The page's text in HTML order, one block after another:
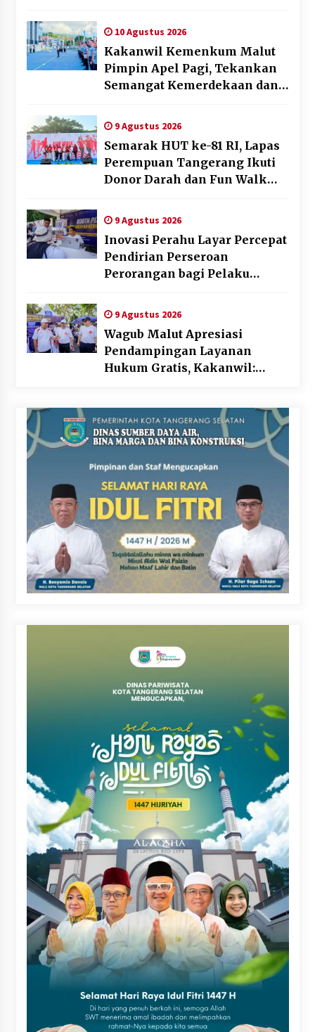
Gawang Mini Dangdut
10 Agustus 2026
Kakanwil Kemenkum Malut
Pimpin Apel Pagi, Tekankan
Semangat Kemerdekaan dan
Publik
9 Agustus 2026
Semarak HUT ke-81 RI, Lapas
Perempuan Tangerang Ikuti
Donor Darah dan Fun Walk
Pemasyarakatan
9 Agustus 2026
Inovasi Perahu Layar Percepat
Pendirian Perseroan
Perorangan bagi Pelaku
9 Agustus 2026
Wagub Malut Apresiasi
Pendampingan Layanan
Hukum Gratis, Kakanwil: